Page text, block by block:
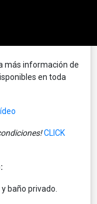
más información de
en toda
CLICK
baño privado.